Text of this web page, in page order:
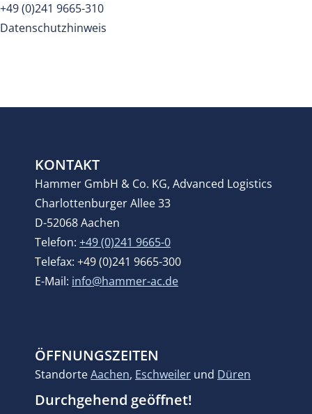
+49 (0)241 9665-310
Datenschutzhinweis
KONTAKT
Hammer GmbH & Co. KG, Advanced Logistics
Charlottenburger Allee 33
D-52068 Aachen
Telefon: +49 (0)241 9665-0
Telefax: +49 (0)241 9665-300
E-Mail: info@hammer-ac.de
ÖFFNUNGSZEITEN
StandorteAachen, Eschweiler und Düren
Durchgehend geöffnet!